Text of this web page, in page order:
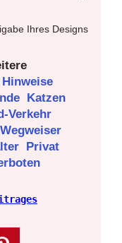
Ihres Designs
Hinweise
Katzen
Verkehr
Wegweiser
Privat